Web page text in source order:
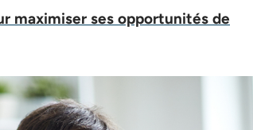
maximiser ses opportunités de